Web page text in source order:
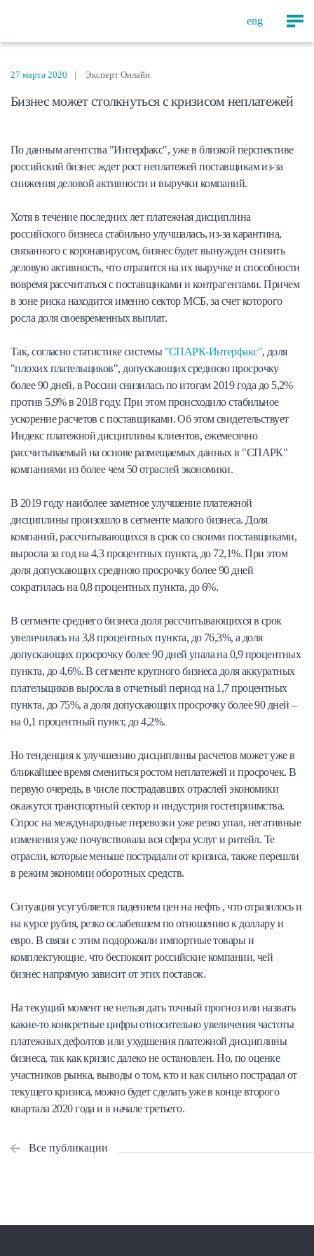
eng
27 марта 2020 Эксперт Онлайн
Бизнес может столкнуться с кризисом неплатежей
По данным агентства "Интерфакс", уже в близкой перспективе
российский бизнес ждет рост неплатежей поставщикам из-за
снижения деловой активности и выручки компаний.
Хотя в течение последних лет платежная дисциплина
российского бизнеса стабильно улучшалась, из-за карантина,
связанного с коронавирусом, бизнес будет вынужден снизить
деловую активность, что отразится на их выручке и способности
вовремя рассчитаться с поставщиками и контрагентами. Причем
в зоне риска находится именно сектор МСБ, за счет которого
росла доля своевременных выплат.
Так, согласно статистике системы "СПАРК-Интерфакс", доля
"плохих плательщиков", допускающих среднюю просрочку
более 90 дней, в России снизилась по итогам 2019 года до 5,2%
против 5,9% в 2018 году. При этом происходило стабильное
ускорение расчетов с поставщиками. Об этом свидетельствует
Индекс платежной дисциплины клиентов, ежемесячно
рассчитываемый на основе размещаемых данных в "СПАРК"
компаниями из более чем 50 отраслей экономики.
В 2019 году наиболее заметное улучшение платежной
дисциплины произошло в сегменте малого бизнеса. Доля
компаний, рассчитывающихся в срок со своими поставщиками,
выросла за год на 4,3 процентных пункта, до 72,1%. При этом
доля допускающих среднюю просрочку более 90 дней
сократилась на 0,8 процентных пункта, до 6%.
В сегменте среднего бизнеса доля рассчитывающихся в срок
увеличилась на 3,8 процентных пункта, до 76,3%, а доля
допускающих просрочку более 90 дней упала на 0,9 процентных
пункта, до 4,6%. В сегменте крупного бизнеса доля аккуратных
плательщиков выросла в отчетный период на 1,7 процентных
пункта, до 75%, а доля допускающих просрочку более 90 дней –
на 0,1 процентный пункт, до 4,2%.
Но тенденция к улучшению дисциплины расчетов может уже в
ближайшее время смениться ростом неплатежей и просрочек. В
первую очередь, в числе пострадавших отраслей экономики
окажутся транспортный сектор и индустрия гостеприимства.
Спрос на международные перевозки уже резко упал, негативные
изменения уже почувствовала вся сфера услуг и ритейл. Те
отрасли, которые меньше пострадали от кризиса, также перешли
в режим экономии оборотных средств.
Ситуация усугубляется падением цен на нефть , что отразилось и
на курсе рубля, резко ослабевшем по отношению к доллару и
евро. В связи с этим подорожали импортные товары и
комплектующие, что беспокоит российские компании, чей
бизнес напрямую зависит от этих поставок.
На текущий момент не нельзя дать точный прогноз или назвать
какие-то конкретные цифры относительно увеличения частоты
платежных дефолтов или ухудшения платежной дисциплины
бизнеса, так как кризис далеко не остановлен. Но, по оценке
участников рынка, выводы о том, кто и как сильно пострадал от
текущего кризиса, можно будет сделать уже в конце второго
квартала 2020 года и в начале третьего.
Все публикации